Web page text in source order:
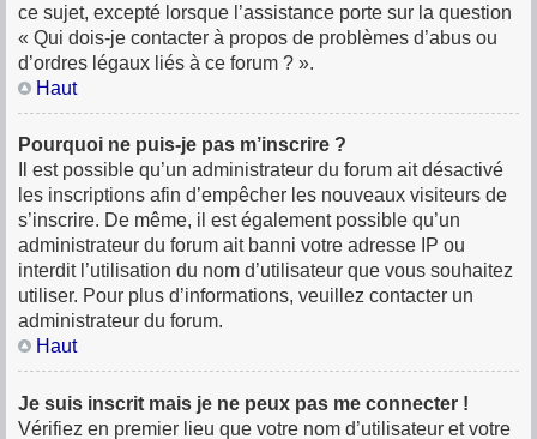
ce sujet, excepté lorsque l’assistance porte sur la question
« Qui dois-je contacter à propos de problèmes d’abus ou
d’ordres légaux liés à ce forum ? ».
Haut
Pourquoi ne puis-je pas m’inscrire ?
Il est possible qu’un administrateur du forum ait désactivé
les inscriptions afin d’empêcher les nouveaux visiteurs de
s’inscrire. De même, il est également possible qu’un
administrateur du forum ait banni votre adresse IP ou
interdit l’utilisation du nom d’utilisateur que vous souhaitez
utiliser. Pour plus d’informations, veuillez contacter un
administrateur du forum.
Haut
Je suis inscrit mais je ne peux pas me connecter !
Vérifiez en premier lieu que votre nom d’utilisateur et votre